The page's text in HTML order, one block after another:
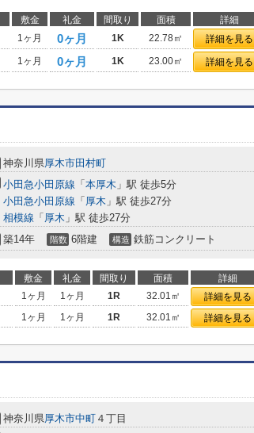
敷金 礼金 間取り 面積 詳細
1ヶ月 0ヶ月 1K 22.78㎡ 詳細を見る
1ヶ月 0ヶ月 1K 23.00㎡ 詳細を見る
神奈川県厚木市田村町
小田急小田原線 「 本厚木 」駅 徒歩5分
小田急小田原線 「 厚木 」駅 徒歩27分
相模線 「 厚木 」駅 徒歩27分
築14年 階数 6階建 構造 鉄筋コンクリート
敷金 礼金 間取り 面積 詳細
1ヶ月 1ヶ月 1R 32.01㎡ 詳細を見る
1ヶ月 1ヶ月 1R 32.01㎡ 詳細を見る
神奈川県厚木市中町 ４丁目